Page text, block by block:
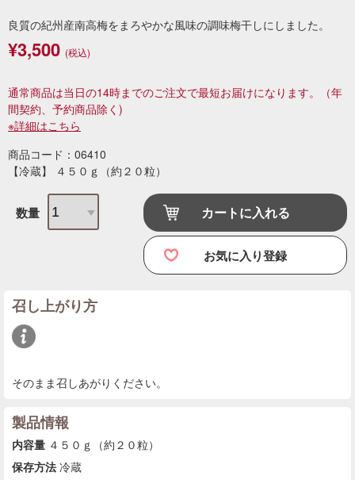
良質の紀州産南高梅をまろやかな風味の調味梅干しにしました。
¥3,500 (税込)
通常商品は当日の14時までのご注文で最短お届けになります。
（年
間契約、予約商品除く)
※詳細はこちら
商品コード：06410
【冷蔵】 ４５０ｇ（約２０粒）
数量 カートに入れる
お気に入り登録
召し上がり方
そのまま召しあがりください。
製品情報
内容量 ４５０ｇ（約２０粒）
保存方法 冷蔵